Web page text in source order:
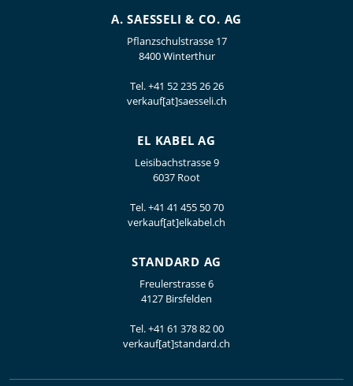
A. SAESSELI & CO. AG
Pflanzschulstrasse 17
8400 Winterthur
Tel.+41 52 235 26 26
verkauf[at]saesseli.ch
EL KABEL AG
Leisibachstrasse 9
6037 Root
Tel.+41 41 455 50 70
verkauf[at]elkabel.ch
STANDARD AG
Freulerstrasse 6
4127 Birsfelden
Tel.+41 61 378 82 00
verkauf[at]standard.ch